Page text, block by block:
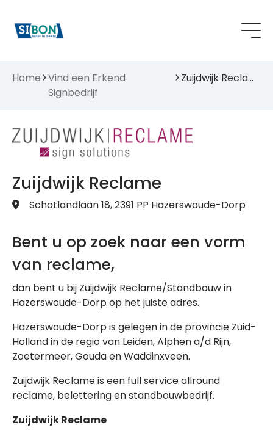
Home Vind een Erkend
Signbedrijf
Zuijdwijk Reclame
Zuijdwijk Reclame
Schotlandlaan 18, 2391 PP Hazerswoude-Dorp
Bent u op zoek naar een vorm
van reclame,
dan bent u bij Zuijdwijk Reclame/Standbouw in
Hazerswoude-Dorp op het juiste adres.
Hazerswoude-Dorp is gelegen in de provincie Zuid-
Holland in de regio van Leiden, Alphen a/d Rijn,
Zoetermeer, Gouda en Waddinxveen.
Zuijdwijk Reclame is een full service allround
reclame, belettering en standbouwbedrijf.
Zuijdwijk Reclame